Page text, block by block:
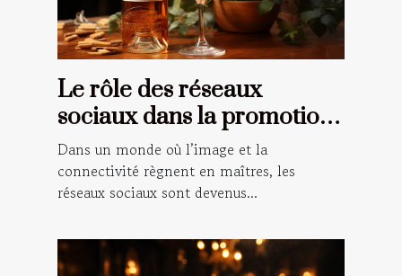
Le rôle des réseaux
sociaux dans la promotion
du vin rosé
Dans un monde où l’image et la
connectivité règnent en maîtres, les
réseaux sociaux sont devenus...